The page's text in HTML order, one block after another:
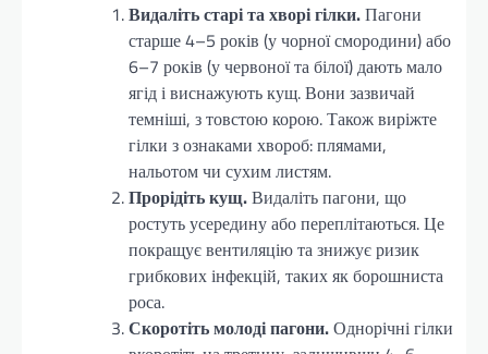
Видаліть старі та хворі гілки.Пагони
старше 4–5 років (у чорної смородини) або
6–7 років (у червоної та білої) дають мало
ягід і виснажують кущ. Вони зазвичай
темніші, з товстою корою. Також виріжте
гілки з ознаками хвороб: плямами,
нальотом чи сухим листям.
Прорідіть кущ.Видаліть пагони, що
ростуть усередину або переплітаються. Це
покращує вентиляцію та знижує ризик
грибкових інфекцій, таких як борошниста
роса.
Скоротіть молоді пагони.Однорічні гілки